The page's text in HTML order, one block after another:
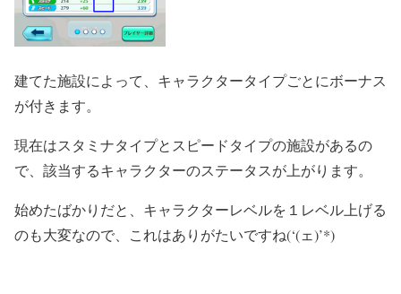
建てた施設によって、キャラクタータイプごとにボーナス
が付きます。
現在はスタミナタイプとスピードタイプの施設があるの
で、該当するキャラクターのステータスが上がります。
始めたばかりだと、キャラクターレベルを１レベル上げる
のも大変なので、これはありがたいですね(‘(ェ)’*)